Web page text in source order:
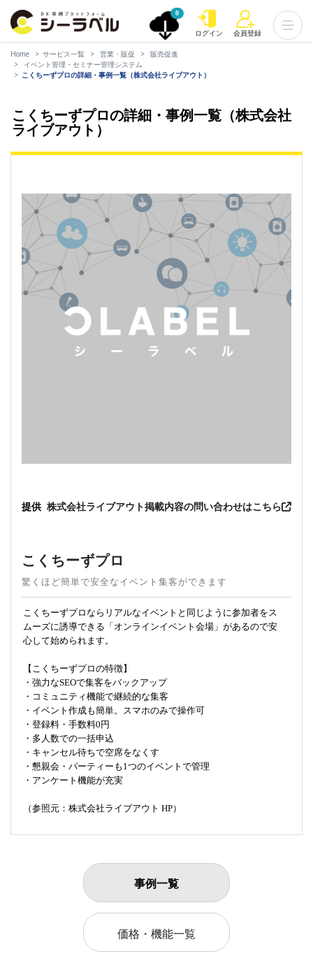
0
ログイン 会員登録
Home サービス一覧 営業・販促
販売促進
イベント管理・セミナー管理システム
こくちーずプロの詳細・事例一覧（株式会社ライブアウト）
こくちーずプロの詳細・事例一覧（株式会社
ライブアウト）
提供 株式会社ライブアウト掲載内容の問い合わせはこちら
こくちーずプロ
驚くほど簡単で安全なイベント集客ができます
こくちーずプロならリアルなイベントと同じように参加者をス
ムーズに誘導できる「オンラインイベント会場」があるので安
心して始められます。
【こくちーずプロの特徴】
・強力なSEOで集客をバックアップ
・コミュニティ機能で継続的な集客
・イベント作成も簡単。スマホのみで操作可
・登録料・手数料0円
・多人数での一括申込
・キャンセル待ちで空席をなくす
・懇親会・パーティーも1つのイベントで管理
・アンケート機能が充実
（参照元：株式会社ライブアウト HP）
事例一覧
価格・機能一覧